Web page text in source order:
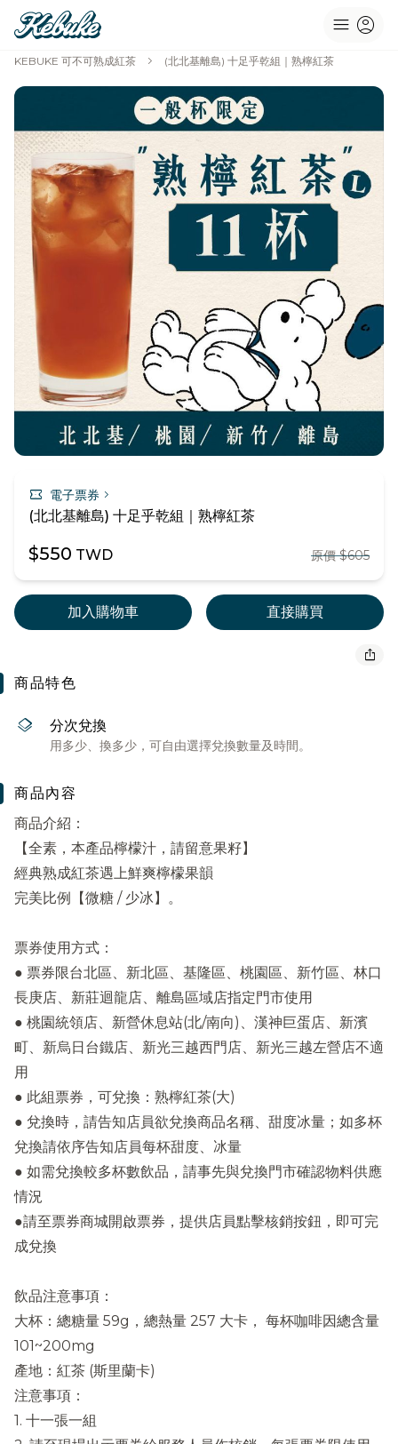
menu account_circle
KEBUKE 可不可熟成紅茶 chevron_right (北北基離島) 十足乎乾組｜熟檸紅茶
confirmation_number 電子票券 chevron_right
(北北基離島) 十足乎乾組｜熟檸紅茶
$550 TWD 原價 $605
加入購物車 直接購買
ios_share
商品特色
layers 分次兌換
用多少、換多少，可自由選擇兌換數量及時間。
商品內容
商品介紹：
【全素，本產品檸檬汁，請留意果籽】
經典熟成紅茶遇上鮮爽檸檬果韻
完美比例【微糖 / 少冰】。
票券使用方式：
● 票券限台北區、新北區、基隆區、桃園區、新竹區、林口
長庚店、新莊迴龍店、離島區域店指定門市使用
● 桃園統領店、新營休息站(北/南向)、漢神巨蛋店、新濱
町、新烏日台鐵店、新光三越西門店、新光三越左營店不適
用
● 此組票券，可兌換：熟檸紅茶(大)
● 兌換時，請告知店員欲兌換商品名稱、甜度冰量；如多杯
兌換請依序告知店員每杯甜度、冰量
● 如需兌換較多杯數飲品，請事先與兌換門市確認物料供應
情況
●請至票券商城開啟票券，提供店員點擊核銷按鈕，即可完
成兌換
飲品注意事項：
大杯：總糖量 59g，總熱量 257 大卡， 每杯咖啡因總含量
101~200mg
產地：紅茶 (斯里蘭卡)
注意事項：
1. 十一張一組